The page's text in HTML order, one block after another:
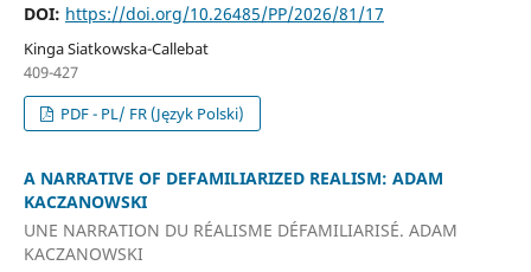
DOI: https://doi.org/10.26485/PP/2026/81/17
Kinga Siatkowska-Callebat
409-427
PDF - PL/ FR (Język Polski)
A NARRATIVE OF DEFAMILIARIZED REALISM: ADAM
KACZANOWSKI
UNE NARRATION DU RÉALISME DÉFAMILIARISÉ. ADAM
KACZANOWSKI